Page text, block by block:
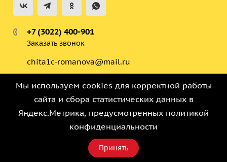
+7 (3022) 400-901
Заказать звонок
chita1c-romanova@mail.ru
Корпус 2, этаж 7, офис 703, офис 707
© 2012 - 2026 "Романова и Ко"
Версия для слабовидящих
Мы используем cookies для корректной работы
сайта и сбора статистических данных в
Яндекс.Метрика, предусмотренных политикой
конфиденциальности
Принять